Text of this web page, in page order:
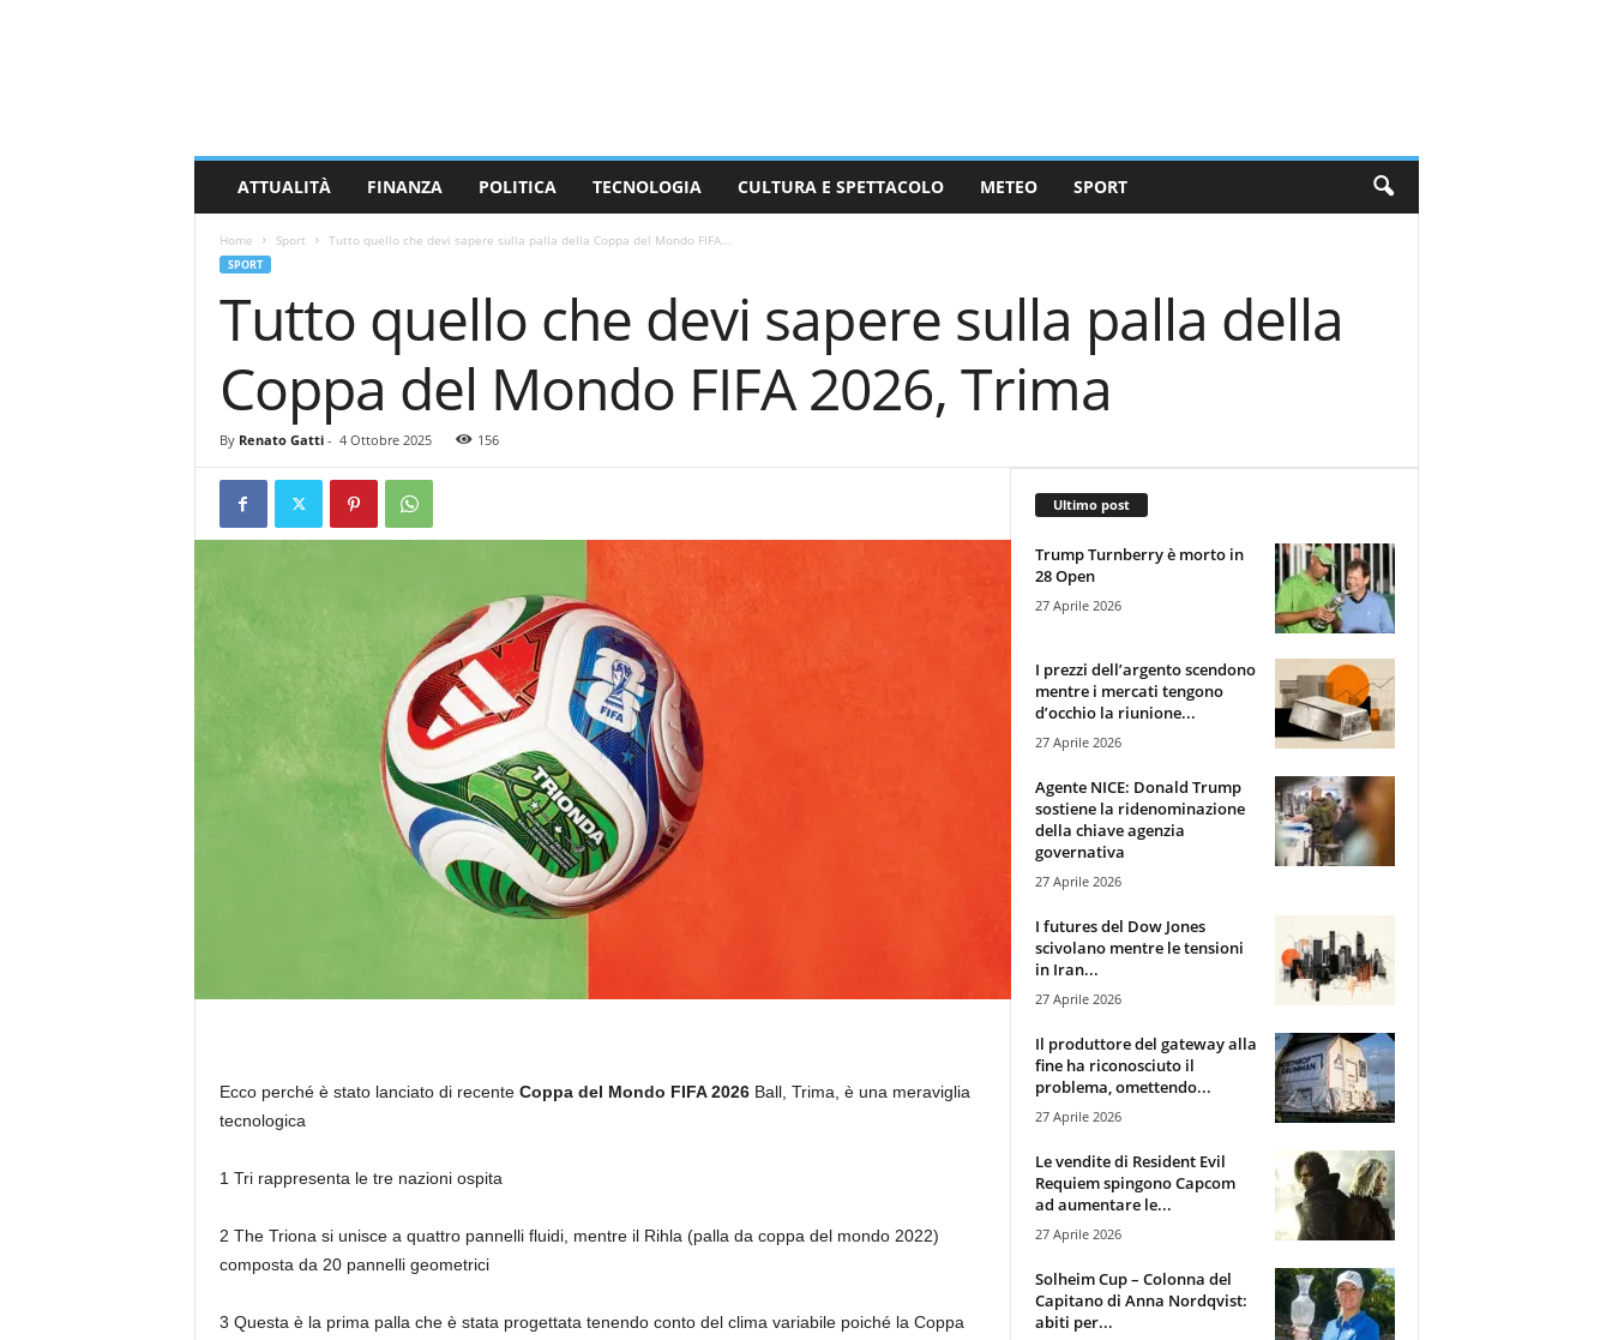
ATTUALITÀ FINANZA POLITICA TECNOLOGIA CULTURA E SPETTACOLO METEO SPORT
Home Sport Tutto quello che devi sapere sulla palla della Coppa del Mondo FIFA...
SPORT
Tutto quello che devi sapere sulla palla della
Coppa del Mondo FIFA 2026, Trima
By Renato Gatti- 4 Ottobre 2025 156
Ecco perché è stato lanciato di recente Coppa del Mondo FIFA 2026Ball, Trima, è una meraviglia
tecnologica
1 Tri rappresenta le tre nazioni ospita
2 The Triona si unisce a quattro pannelli fluidi, mentre il Rihla (palla da coppa del mondo 2022)
composta da 20 pannelli geometrici
3 Questa è la prima palla che è stata progettata tenendo conto del clima variabile poiché la Coppa
Ultimo post
Trump Turnberry è morto in
28 Open
27 Aprile 2026
I prezzi dell’argento scendono
mentre i mercati tengono
d’occhio la riunione...
27 Aprile 2026
Agente NICE: Donald Trump
sostiene la ridenominazione
della chiave agenzia
governativa
27 Aprile 2026
I futures del Dow Jones
scivolano mentre le tensioni
in Iran...
27 Aprile 2026
Il produttore del gateway alla
fine ha riconosciuto il
problema, omettendo...
27 Aprile 2026
Le vendite di Resident Evil
Requiem spingono Capcom
ad aumentare le...
27 Aprile 2026
Solheim Cup – Colonna del
Capitano di Anna Nordqvist:
abiti per...